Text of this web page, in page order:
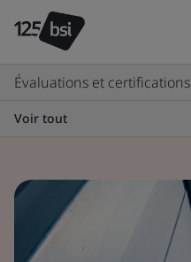
Évaluations et certifications
Voir tout